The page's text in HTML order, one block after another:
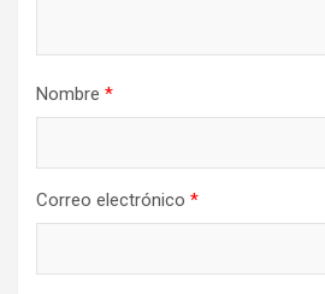
Nombre *
Correo electrónico *